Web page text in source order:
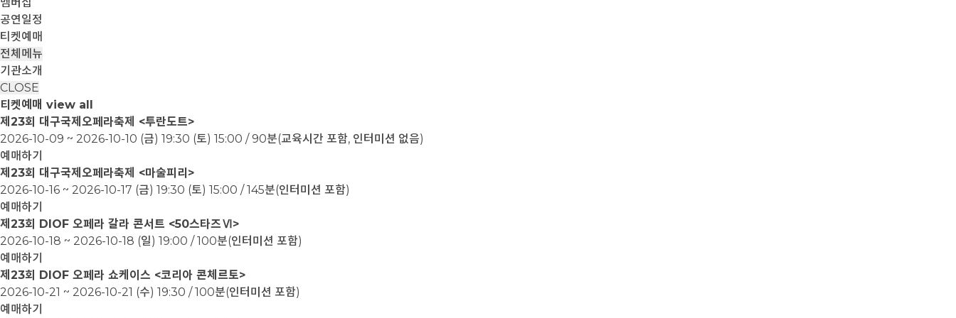
공연일정
티켓예매
전체메뉴
기관소개
CLOSE
티켓예매 view all
제23회 대구국제오페라축제 <투란도트>
2026-10-09 ~ 2026-10-10 (금) 19:30 (토) 15:00 / 90분(교육시간 포함, 인터미션 없음)
예매하기
제23회 대구국제오페라축제 <마술피리>
2026-10-16 ~ 2026-10-17 (금) 19:30 (토) 15:00 / 145분(인터미션 포함)
예매하기
제23회 DIOF 오페라 갈라 콘서트 <50스타즈Ⅵ>
2026-10-18 ~ 2026-10-18 (일) 19:00 / 100분(인터미션 포함)
예매하기
제23회 DIOF 오페라 쇼케이스 <코리아 콘체르토>
2026-10-21 ~ 2026-10-21 (수) 19:30 / 100분(인터미션 포함)
예매하기